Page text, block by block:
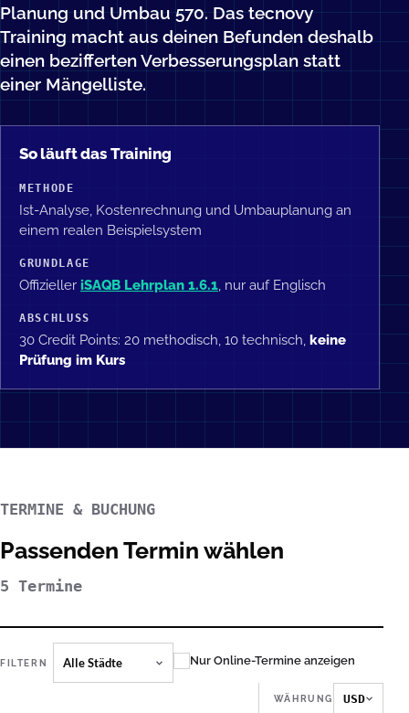
Planung und Umbau 570. Das tecnovy
Training macht aus deinen Befunden deshalb
einen bezifferten Verbesserungsplan statt
einer Mängelliste.
So läuft das Training
METHODE
Ist-Analyse, Kostenrechnung und Umbauplanung an
einem realen Beispielsystem
GRUNDLAGE
Offizieller iSAQB Lehrplan 1.6.1, nur auf Englisch
ABSCHLUSS
30 Credit Points: 20 methodisch, 10 technisch, keine
Prüfung im Kurs
TERMINE & BUCHUNG
Passenden Termin wählen
5 Termine
FILTERN Nur Online-Termine anzeigen
WÄHRUNG USD